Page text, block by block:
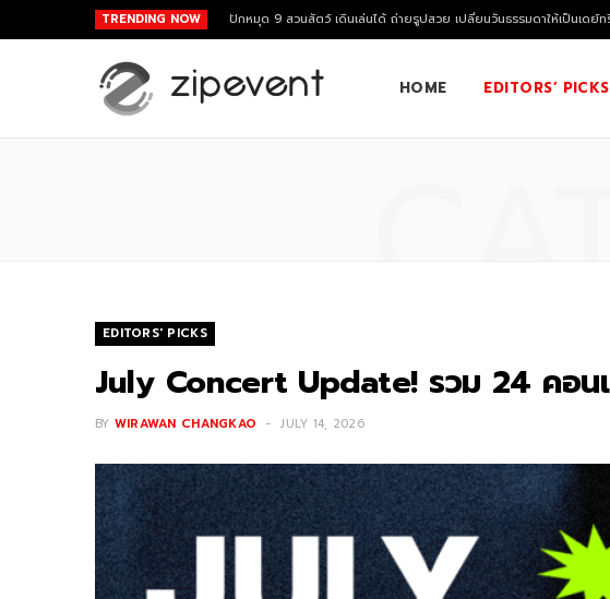
TRENDING NOW ปักหมุด 9 สวนสัตว์ เดินเล่นได้ ถ่ายรูปสวย เปลี่ยนวันธรรมดาให้เป็นเดย์ท
HOME EDITORS’ PICKS
EDITORS' PICKS
July Concert Update! รวม 24 คอน
BY WIRAWAN CHANGKAO JULY 14, 2026